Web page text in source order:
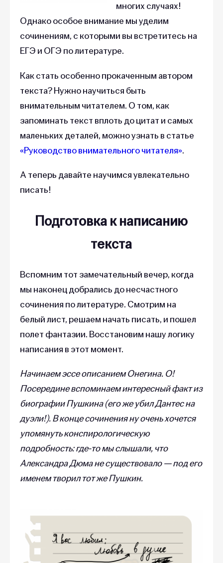
многих случаях!
Однако особое внимание мы уделим
сочинениям, с которыми вы встретитесь на
ЕГЭ и ОГЭ по литературе.
Как стать особенно прокаченным автором
текста? Нужно научиться быть
внимательным читателем. О том, как
запоминать текст вплоть до цитат и самых
маленьких деталей, можно узнать в статье
«Руководство внимательного читателя».
А теперь давайте научимся увлекательно
писать!
Подготовка к написанию
текста
Вспомним тот замечательный вечер, когда
мы наконец добрались до несчастного
сочинения по литературе. Смотрим на
белый лист, решаем начать писать, и пошел
полет фантазии. Восстановим нашу логику
написания в этот момент.
Начинаем эссе описанием Онегина. О!
Посередине вспоминаем интересный факт из
биографии Пушкина (его же убил Дантес на
дуэли!). В конце сочинения ну очень хочется
упомянуть конспирологическую
подробность: где-то мы слышали, что
Александра Дюма не существовало — под его
именем творил тот же Пушкин.